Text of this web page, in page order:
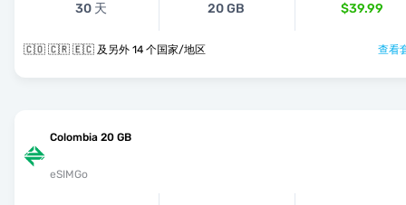
30 天 20 GB $39.99
🇨🇴 🇨🇷 🇪🇨 及另外 14 个国家/地区 查看
Colombia 20 GB
eSIMGo